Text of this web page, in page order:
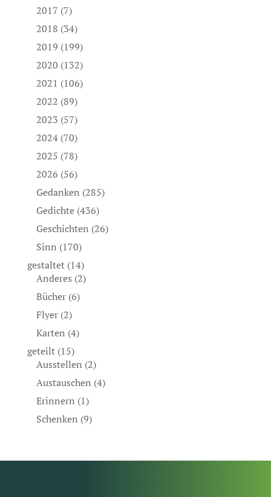
2017 (7)
2018 (34)
2019 (199)
2020 (132)
2021 (106)
2022 (89)
2023 (57)
2024(70)
2025 (78)
2026 (56)
Gedanken (285)
Gedichte(436)
Geschichten (26)
Sinn (170)
gestaltet(14)
Anderes (2)
Bücher(6)
Flyer(2)
Karten (4)
geteilt(15)
Ausstellen (2)
Austauschen (4)
Erinnern (1)
Schenken (9)